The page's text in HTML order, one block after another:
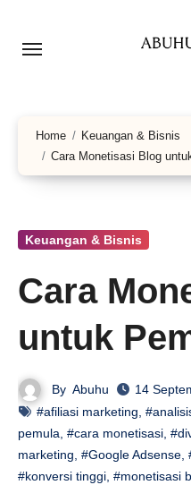
Home
Keuangan & Bisnis
Cara Monetisasi Blog
Keuangan & Bisnis
Cara
untuk
By Abuhu
14
#afiliasi marketing,
pemula, #cara monetisasi,
marketing, #Google Adsense,
#konversi tinggi, #monetisasi